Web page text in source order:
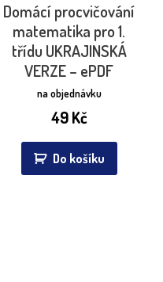
Domácí procvičování
matematika pro 1.
třídu UKRAJINSKÁ
VERZE – ePDF
na objednávku
49Kč
Do košíku